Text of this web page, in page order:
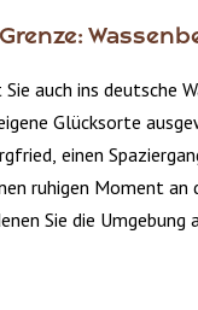
auch ins deutsche
Glücksorte
einen
ruhigen Moment an
Sie die Umgebung